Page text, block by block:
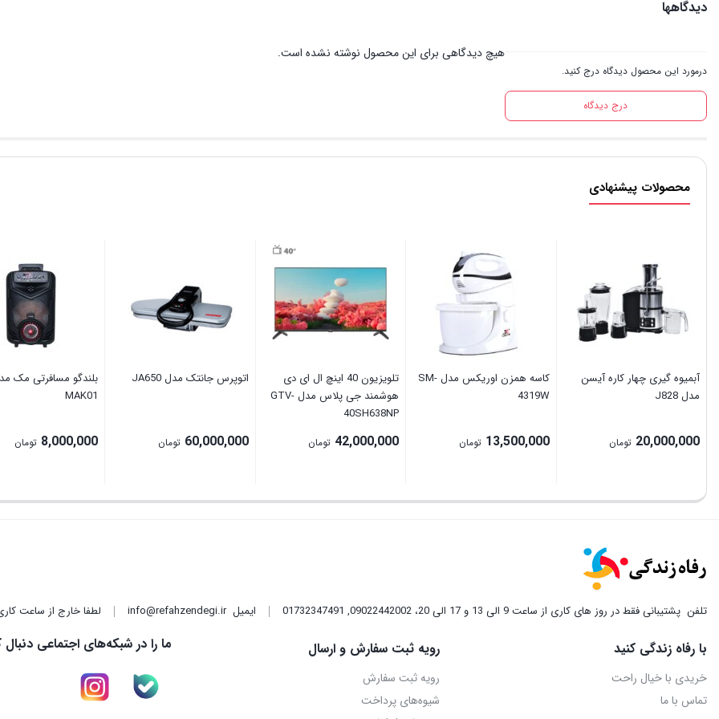
دیدگاهها
درمورد این محصول دیدگاه درج کنید.
درج دیدگاه
هیچ دیدگاهی برای این محصول نوشته نشده است.
محصولات پیشنهادی
آبمیوه گیری چهار کاره آیسن
مدل J828
20,000,000 تومان
کاسه همزن اوریکس مدل SM-
4319W
13,500,000 تومان
تلویزیون 40 اینچ ال ای دی
هوشمند جی پلاس مدل GTV-
40SH638NP
42,000,000 تومان
اتوپرس جانتک مدل JA650
60,000,000 تومان
بلندگو مسافرتی مک
MAK01
8,000,000 تومان
تلفن پشتیبانی فقط در روز های کاری از ساعت 9 الی 13 و 17 الی 20، 09022442002 ,
01732347491 ایمیلinfo@refahzendegi.ir لطفا خارج از ساعت
با رفاه زندگی کنید
خریدی با خیال راحت
تماس با ما
رویه ثبت سفارش و ارسال
رویه ثبت سفارش
شیوه‌های پرداخت
ما را در شبکه‌های اجتماعی دنبال